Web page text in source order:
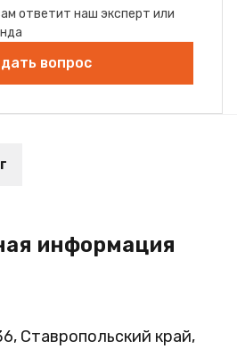
ответит наш эксперт или
вопрос
информация
Ставропольский край,